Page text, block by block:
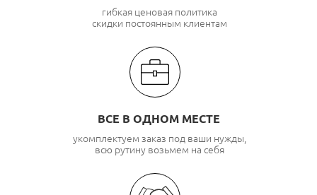
гибкая ценовая политика
скидки постоянным клиентам
ВСЕ В ОДНОМ МЕСТЕ
укомплектуем заказ под ваши нужды,
всю рутину возьмем на себя